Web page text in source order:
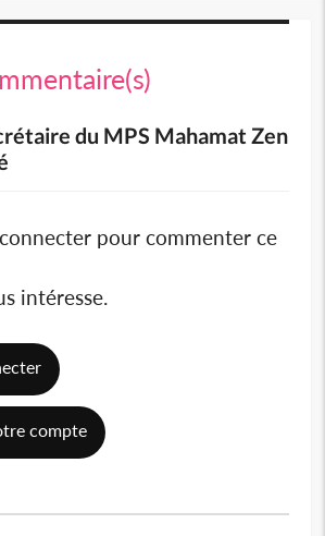
du MPS Mahamat Zen
pour commenter ce
intéresse.
compte